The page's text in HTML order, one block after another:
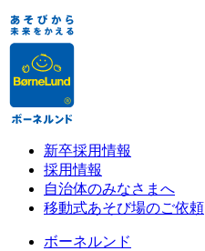
新卒採用情報
採用情報
自治体のみなさまへ
移動式あそび場のご依頼
ボーネルンド